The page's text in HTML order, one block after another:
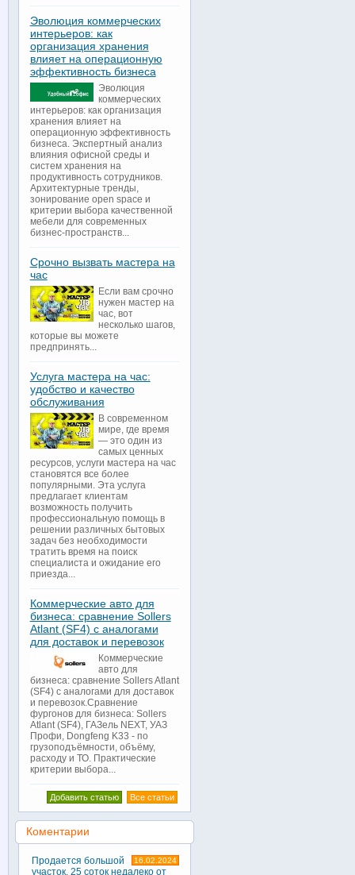
Эволюция коммерческих
интерьеров: как
организация хранения
влияет на операционную
эффективность бизнеса
Эволюция
коммерческих
интерьеров: как организация
хранения влияет на
операционную эффективность
бизнеса. Экспертный анализ
влияния офисной среды и
систем хранения на
продуктивность сотрудников.
Архитектурные тренды,
зонирование open space и
критерии выбора качественной
мебели для современных
бизнес-пространств...
Срочно вызвать мастера на
час
Если вам срочно
нужен мастер на
час, вот
несколько шагов,
которые вы можете
предпринять...
Услуга мастера на час:
удобство и качество
обслуживания
В современном
мире, где время
— это один из
самых ценных
ресурсов, услуги мастера на час
становятся все более
популярными. Эта услуга
предлагает клиентам
возможность получить
профессиональную помощь в
решении различных бытовых
задач без необходимости
тратить время на поиск
специалиста и ожидание его
приезда...
Коммерческие авто для
бизнеса: сравнение Sollers
Atlant (SF4) с аналогами
для доставок и перевозок
Коммерческие
авто для
бизнеса: сравнение Sollers Atlant
(SF4) с аналогами для доставок
и перевозок.Сравнение
фургонов для бизнеса: Sollers
Atlant (SF4), ГАЗель NEXT, УАЗ
Профи, Dongfeng K33 - по
грузоподъёмности, объёму,
расходу и ТО. Практические
критерии выбора...
Все статьи
Добавить статью
Коментарии
16.02.2024
Продается большой
участок, 25 соток недалеко от